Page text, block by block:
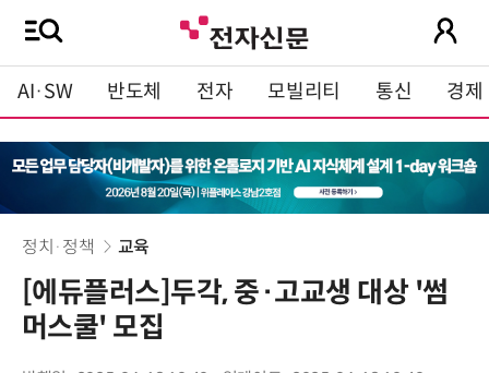
AI·SW 반도체 전자 모빌리티 통신 경제
정치·정책 교육
[에듀플러스]두각, 중·고교생 대상 '썸
머스쿨' 모집